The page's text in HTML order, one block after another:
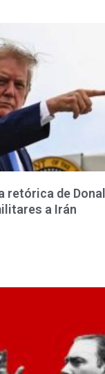
retórica de
a Irán